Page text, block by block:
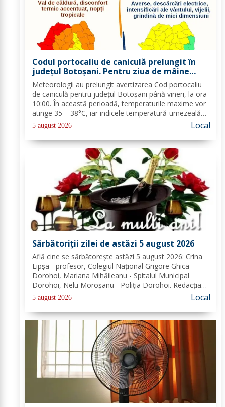
Codul portocaliu de caniculă prelungit în
județul Botoșani. Pentru ziua de mâine
sunt prognozate și furtuni
Meteorologii au prelungit avertizarea Cod portocaliu
de caniculă pentru județul Botoșani până vineri, la ora
10:00. În această perioadă, temperaturile maxime vor
atinge 35 – 38°C, iar indicele temperatură-umezeală
va depăși pragul critic de 80 de unități. Nopțile vor
rămâne tropicale, cu minime...
5 august 2026 Local
Sărbătoriții zilei de astăzi 5 august 2026
Află cine se sărbătoreşte astăzi 5 august 2026: Crina
Lipșa - profesor, Colegiul Național Grigore Ghica
Dorohoi, Mariana Mihăileanu - Spitalul Municipal
Dorohoi, Nelu Moroșanu - Poliția Dorohoi. Redacția
Dorohoi News urează tuturor La mulți ani!
Completează lista sărbătoriților din Dorohoi, la...
5 august 2026 Local